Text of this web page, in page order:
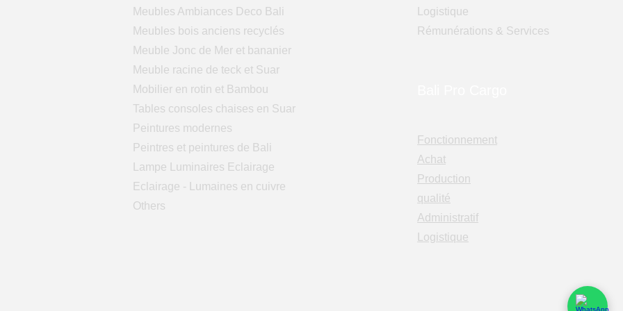
Meubles Ambiances Deco Bali
Meubles bois anciens recyclés
Meuble Jonc de Mer et bananier
Meuble racine de teck et Suar
Mobilier en rotin et Bambou
Tables consoles chaises en Suar
Peintures modernes
Peintres et peintures de Bali
Lampe Luminaires Eclairage
Eclairage - Lumaines en cuivre
Others
Logistique
Rémunérations & Services
Fonctionnement
Achat
Production
qualité
Administratif
Logistique